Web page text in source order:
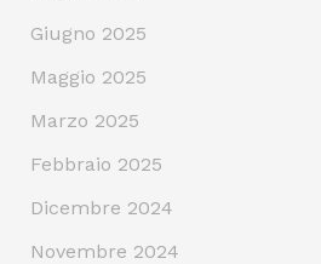
Giugno 2025
Maggio 2025
Marzo 2025
Febbraio 2025
Dicembre 2024
Novembre 2024